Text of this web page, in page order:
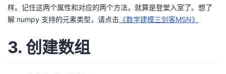
样。记住这两个属性和对应的两个方法，就算是登堂入室了。想了
解 numpy 支持的元素类型，请点击 《数学建模三剑客MSN》
3. 创建数组